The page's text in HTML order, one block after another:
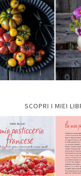
SCOPRI I MIEI